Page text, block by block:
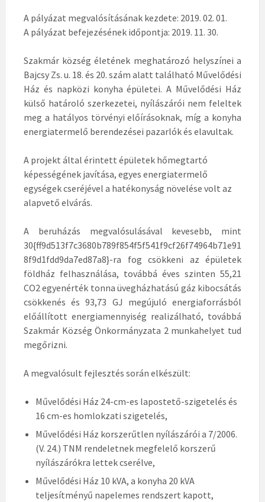
A pályázat megvalósításának kezdete: 2019. 02. 01.
A pályázat befejezésének időpontja: 2019. 11. 30.
Szakmár község életének meghatározó helyszínei a
Bajcsy Zs. u. 18. és 20. szám alatt található Művelődési
Ház és napközi konyha épületei. A Művelődési Ház
külső határoló szerkezetei, nyílászárói nem feleltek
meg a hatályos törvényi előírásoknak, míg a konyha
energiatermelő berendezései pazarlók és elavultak.
A projekt által érintett épületek hőmegtartó
képességének javítása, egyes energiatermelő
egységek cseréjével a hatékonyság növelése volt az
alapvető elvárás.
A beruházás megvalósulásával kevesebb, mint
30{ff9d513f7c3680b789f854f5f541f9cf26f74964b71e91
8f9d1fdd9da7ed87a8}-ra fog csökkeni az épületek
földház felhasználása, továbbá éves szinten 55,21
CO2 egyenérték tonna üvegházhatású gáz kibocsátás
csökkenés és 93,73 GJ megújuló energiaforrásból
előállított energiamennyiség realizálható, továbbá
Szakmár Község Önkormányzata 2 munkahelyet tud
megőrizni.
A megvalósult fejlesztés során elkészült:
Művelődési Ház 24-cm-es lapostető-szigetelés és
16 cm-es homlokzati szigetelés,
Művelődési Ház korszerűtlen nyílászárói a 7/2006.
(V. 24.) TNM rendeletnek megfelelő korszerű
nyílászárókra lettek cserélve,
Művelődési Ház 10 kVA, a konyha 20 kVA
teljesítményű napelemes rendszert kapott,